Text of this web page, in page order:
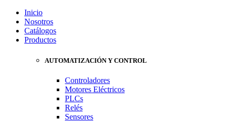
Inicio
Nosotros
Catálogos
Productos
AUTOMATIZACIÓN Y CONTROL
Controladores
Motores Eléctricos
PLCs
Relés
Sensores